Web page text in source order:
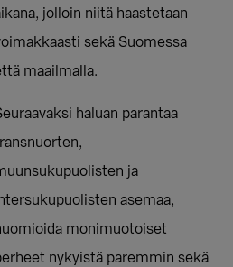
jolloin niitä haastetaan
sekä Suomessa
maailmalla.
haluan parantaa
ja
asemaa,
monimuotoiset
nykyistä paremmin sekä